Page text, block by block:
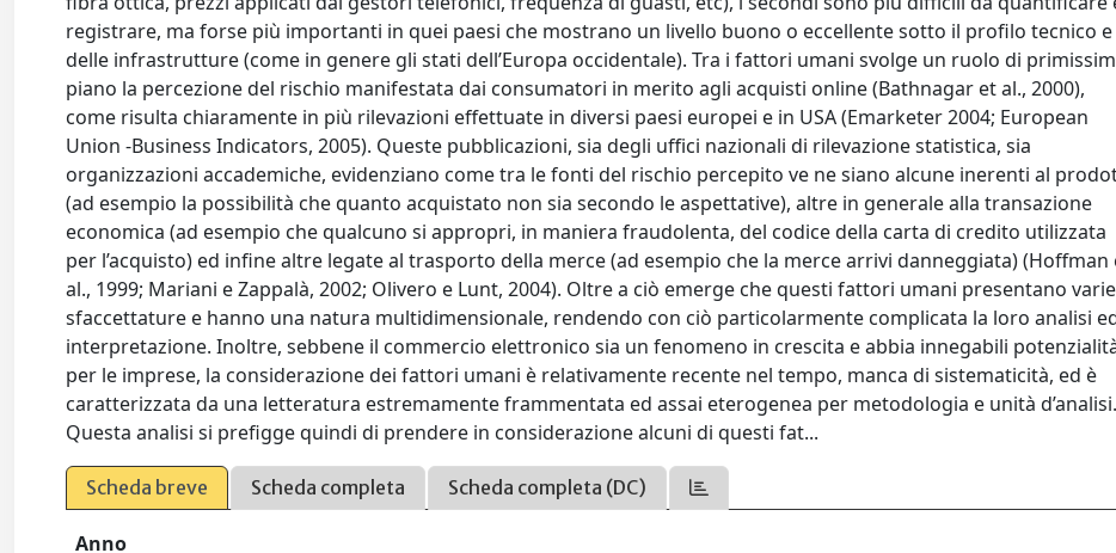
registrare, ma forse più importanti in quei paesi che mostrano un livello buono o eccellente sotto il profilo tecnico e
delle infrastrutture (come in genere gli stati dell’Europa occidentale). Tra i fattori umani svolge un ruolo di
piano la percezione del rischio manifestata dai consumatori in merito agli acquisti online (Bathnagar et al., 2000),
come risulta chiaramente in più rilevazioni effettuate in diversi paesi europei e in USA (Emarketer 2004; European
Union -Business Indicators, 2005). Queste pubblicazioni, sia degli uffici nazionali di rilevazione statistica, sia
organizzazioni accademiche, evidenziano come tra le fonti del rischio percepito ve ne siano alcune inerenti al
(ad esempio la possibilità che quanto acquistato non sia secondo le aspettative), altre in generale alla transazione
economica (ad esempio che qualcuno si appropri, in maniera fraudolenta, del codice della carta di credito utilizzata
per l’acquisto) ed infine altre legate al trasporto della merce (ad esempio che la merce arrivi danneggiata) (Hoffman
al., 1999; Mariani e Zappalà, 2002; Olivero e Lunt, 2004). Oltre a ciò emerge che questi fattori umani presentano varie
sfaccettature e hanno una natura multidimensionale, rendendo con ciò particolarmente complicata la loro analisi
interpretazione. Inoltre, sebbene il commercio elettronico sia un fenomeno in crescita e abbia innegabili
per le imprese, la considerazione dei fattori umani è relativamente recente nel tempo, manca di sistematicità, ed è
caratterizzata da una letteratura estremamente frammentata ed assai eterogenea per metodologia e unità d’analisi.
Questa analisi si prefigge quindi di prendere in considerazione alcuni di questi fat...
Scheda breve Scheda completa Scheda completa (DC)
Anno